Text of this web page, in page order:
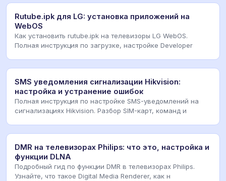
Rutube.ipk для LG: установка приложений на
WebOS
Как установить rutube.ipk на телевизоры LG WebOS.
Полная инструкция по загрузке, настройке Developer
SMS уведомления сигнализации Hikvision:
настройка и устранение ошибок
Полная инструкция по настройке SMS-уведомлений на
сигнализациях Hikvision. Разбор SIM-карт, команд и
DMR на телевизорах Philips: что это, настройка и
функции DLNA
Подробный гид по функции DMR в телевизорах Philips.
Узнайте, что такое Digital Media Renderer, как н